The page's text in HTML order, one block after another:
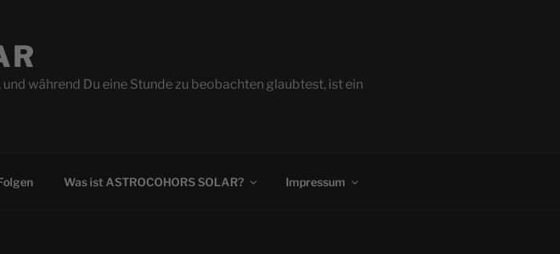
während Du eine Stunde zu beobachten glaubtest, ist ein
Was ist ASTROCOHORS SOLAR? Impressum